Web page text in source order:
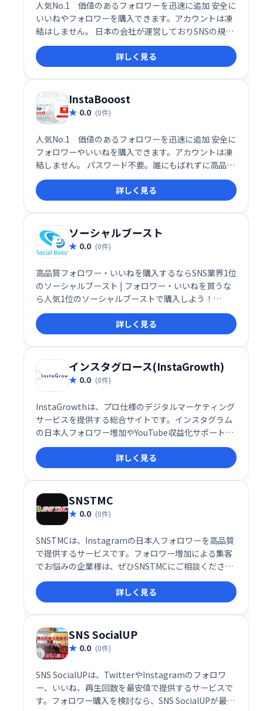
人気No.1 価値のあるフォロワーを迅速に追加 安全に
いいねやフォロワーを購入できます。アカウントは凍
結はしません。 日本の会社が運営しておりSNSの規約
を遵守したサービスです ばれずに自然なフォロワーを
買うことができます。パスワードも不要です。
詳しく見る
InstaBooost
0.0 (0件)
人気No.1 価値のあるフォロワーを迅速に追加 安全に
フォロワーやいいねを購入できます。アカウントは凍
結しません。 パスワード不要。誰にもばれずに高品質
フォロワーを買うことができます。 日本人のスタッフ
で運営されています。詳しく見る
ソーシャルブースト
0.0 (0件)
高品質フォロワー・いいねを購入するならSNS業界1位
のソーシャルブースト | フォロワー・いいねを買うな
ら人気1位のソーシャルブーストで購入しよう！
twitter・instagram・youtube・facebook・
Tiktok・LINEならSocial Boost♪
詳しく見る
インスタグロース(InstaGrowth)
0.0 (0件)
InstaGrowthは、プロ仕様のデジタルマーケティング
サービスを提供する総合サイトです。インスタグラム
の日本人フォロワー増加やYouTube収益化サポートな
ど、多様なサービスでお客様のビジネス成長を支援し
ます。
詳しく見る
SNSTMC
0.0 (0件)
SNSTMCは、Instagramの日本人フォロワーを高品質
で提供するサービスです。フォロワー増加による集客
でお悩みの企業様は、ぜひSNSTMCにご相談くださ
い。SNS集客に関するあらゆるニーズに対応し、ビジ
ネスの成長を支援します。詳しく見る
SNS SocialUP
0.0 (0件)
SNS SocialUPは、TwitterやInstagramのフォロワ
ー、いいね、再生回数を最安値で提供するサービスで
す。フォロワー購入を検討なら、SNS SocialUPが最適